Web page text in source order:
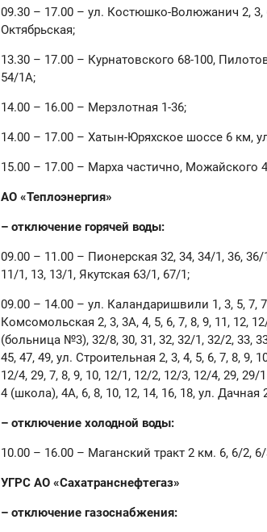
09.30 – 17.00 – ул. Костюшко-Волюжанич 2, 3,
Октябрьская;
13.30 – 17.00 – Курнатовского 68-100,
54/1А;
14.00 – 16.00 – Мерзлотная 1-36;
14.00 – 17.00 – Хатын-Юряхское шоссе 6 км,
15.00 – 17.00 – Марха частично, Можайского
АО «Теплоэнергия»
– отключение горячей воды:
09.00 – 11.00 – Пионерская 32, 34, 34/1, 36,
11/1, 13, 13/1, Якутская 63/1, 67/1;
09.00 – 14.00 – ул. Каландаришвили 1, 3, 5, 7,
Комсомольская 2, 3, 3А, 4, 5, 6, 7, 8, 9, 11, 12,
(больница №3), 32/8, 30, 31, 32, 32/1, 32/2, 33,
45, 47, 49, ул. Строительная 2, 3, 4, 5, 6, 7, 8,
12/4, 29, 7, 8, 9, 10, 12/1, 12/2, 12/3, 12/4, 29,
4 (школа), 4А, 6, 8, 10, 12, 14, 16, 18, ул. Дачная
– отключение холодной воды:
10.00 – 16.00 – Маганский тракт 2 км. 6, 6/2,
УГРС АО «Сахатранснефтегаз»
– отключение газоснабжения: